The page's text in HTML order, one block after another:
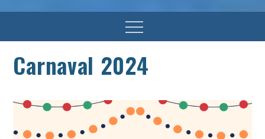
Menu
Carnaval 2024